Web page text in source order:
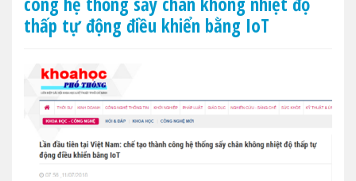
thấp tự động điều khiển bằng IoT